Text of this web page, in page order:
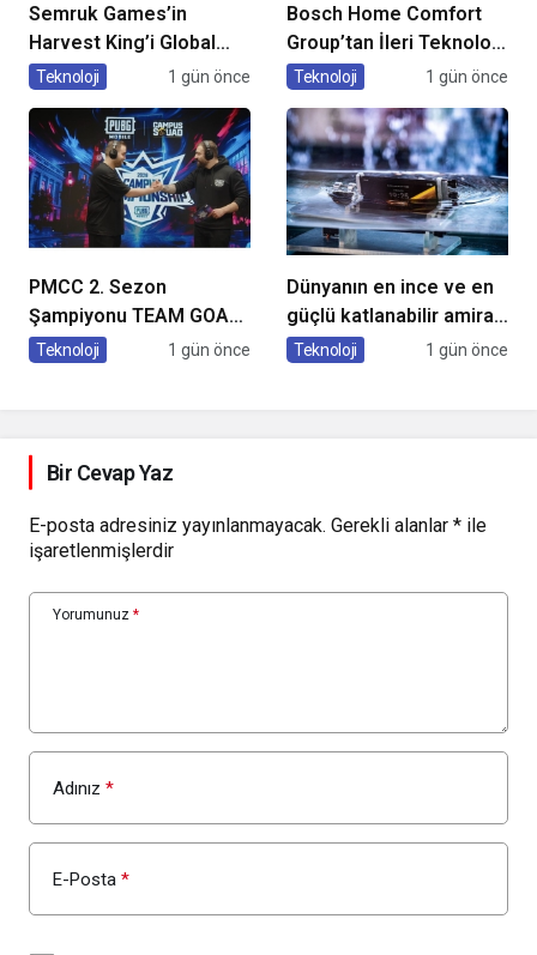
Semruk Games’in
Harvest King’i Global
Pazarda Oyuncularla
Teknoloji 1 gün önce
Bosch Home Comfort
Group’tan İleri Teknoloji
Hava Temizleme
Teknoloji 1 gün önce
PMCC 2. Sezon
Şampiyonu TEAM GOAT
Oldu
Teknoloji 1 gün önce
Dünyanın en ince ve en
güçlü katlanabilir amiral
gemisi HONOR Magic V6
Teknoloji 1 gün önce
Bir Cevap Yaz
E-posta adresiniz yayınlanmayacak. Gerekli alanlar * ile
işaretlenmişlerdir
Yorumunuz *
Adınız *
E-Posta *